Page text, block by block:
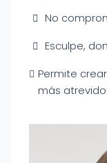
No
Esculpe,
Permite
más